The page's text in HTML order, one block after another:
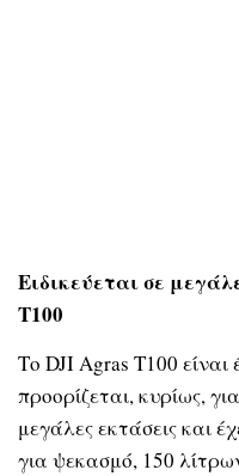
Ειδικεύεται σε
T100
Το DJI Agras T100
προορίζεται, κυρίως,
μεγάλες εκτάσεις και
για ψεκασμό, 150